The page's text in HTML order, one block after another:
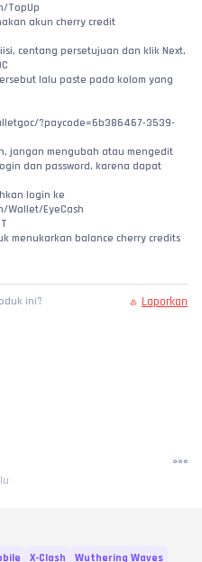
TopUp
akun cherry credit
centang persetujuan dan klik Next,
lalu paste pada kolom yang
?paycode=6b386467-3539-
jangan mengubah atau mengedit
dan password, karena dapat
login ke
Wallet/EyeCash
menukarkan balance cherry credits
ini? Laporkan
X-Clash
Wuthering Waves